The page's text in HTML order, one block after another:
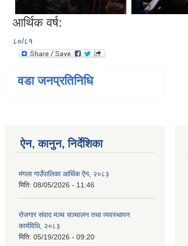
आर्थिक वर्ष:
८०/८१
वडा जनप्रतिनिधि
ऐन, कानुन, निर्देशिका
मंगला गाउँपालिका आर्थिक ऐन, २०८३
मिति: 08/05/2026 - 11:46
रोजगार संवाद मञ्च सञ्चालन तथा व्यवस्थापन
कार्यविधि, २०८३
मिति: 05/19/2026 - 09:20